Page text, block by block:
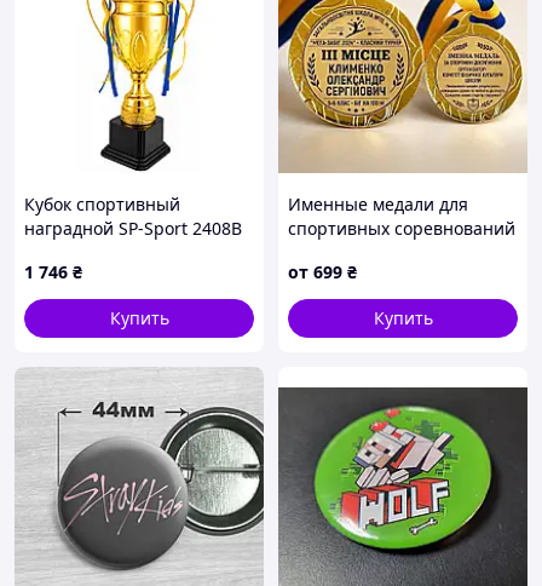
Кубок спортивный
наградной SP-Sport 2408B
1 746 ₴
Купить
Именные медали для
спортивных соревнований
от 699 ₴
Купить